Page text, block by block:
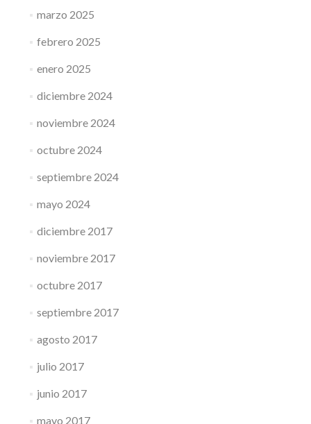
marzo 2025
febrero 2025
enero 2025
diciembre 2024
noviembre 2024
octubre 2024
septiembre 2024
mayo 2024
diciembre 2017
noviembre 2017
octubre 2017
septiembre 2017
agosto 2017
julio 2017
junio 2017
mayo 2017